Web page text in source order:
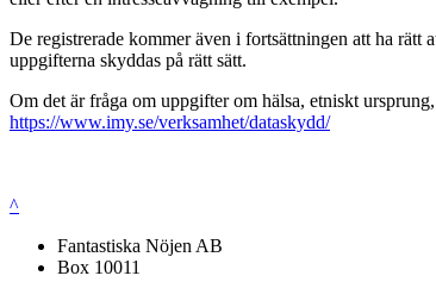
De registrerade kommer även i fortsättningen att ha rätt
uppgifterna skyddas på rätt sätt.
Om det är fråga om uppgifter om hälsa, etniskt
https://www.imy.se/verksamhet/dataskydd/
^
Fantastiska Nöjen AB
Box 10011